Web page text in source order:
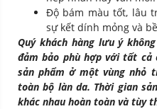
Độ bám màu tốt, lâu
sự kết dính mỏng và
Quý khách hàng lưu ý
đảm bảo phù hợp với tất cả
sản phẩm ở một vùng nhỏ
toàn bộ làn da. Thời gian
khác nhau hoàn toàn và tùy